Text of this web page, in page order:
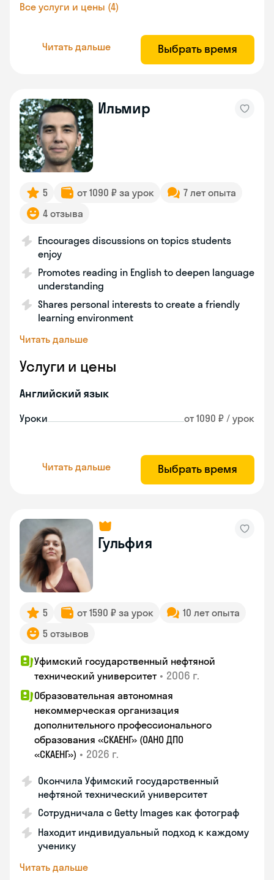
Все услуги и цены (4)
Читать дальше Выбрать время
Ильмир
5 от 1090 ₽ за урок
7 лет опыта
4 отзыва
Encourages discussions on topics students
enjoy
Promotes reading in English to deepen language
understanding
Shares personal interests to create a friendly
learning environment
Читать дальше
Услуги и цены
Английский язык
Уроки от 1090 ₽ / урок
Читать дальше Выбрать время
Гульфия
5 от 1590 ₽ за урок
10 лет опыта
5 отзывов
Уфимский государственный нефтяной
технический университет • 2006 г.
Образовательная автономная
некоммерческая организация
дополнительного профессионального
образования «СКАЕНГ» (ОАНО ДПО
«СКАЕНГ») • 2026 г.
Окончила Уфимский государственный
нефтяной технический университет
Сотрудничала с Getty Images как фотограф
Находит индивидуальный подход к каждому
ученику
Читать дальше